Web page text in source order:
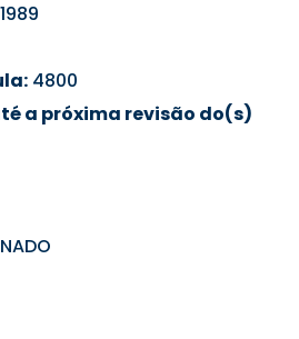
1989
4800
a próxima revisão do(s)